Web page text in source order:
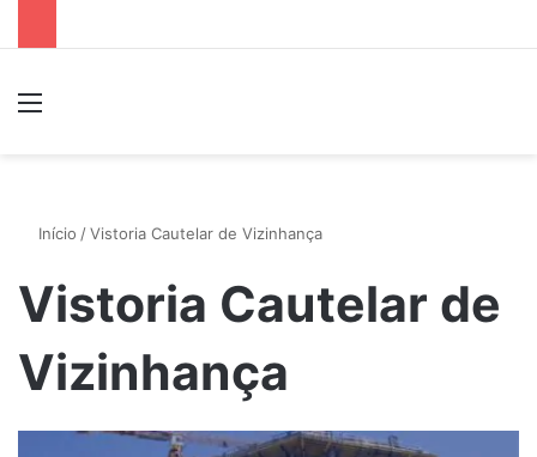
Início /Vistoria Cautelar de Vizinhança
Vistoria Cautelar de
Vizinhança